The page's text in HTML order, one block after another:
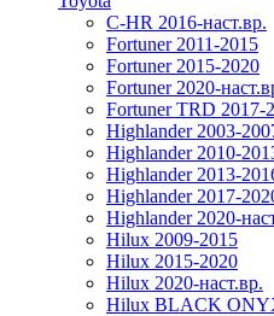
C-HR 2016-наст.вр.
Fortuner 2011-2015
Fortuner 2015-2020
Fortuner 2020-
Fortuner TRD 2017-
Highlander 2003-
Highlander 2010-
Highlander 2013-
Highlander 2017-
Highlander 2020-
Hilux 2009-2015
Hilux 2015-2020
Hilux 2020-наст.вр.
Hilux BLACK